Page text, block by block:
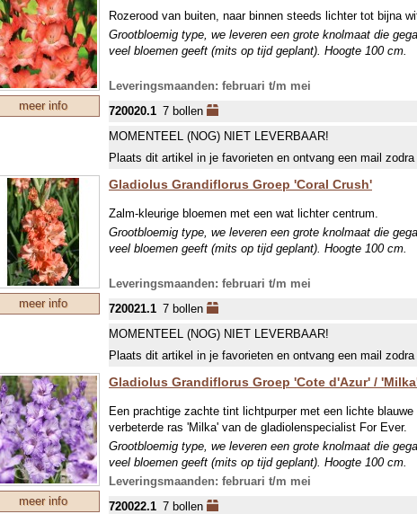
meer info
Rozerood van buiten, naar binnen steeds lichter tot bijna
Grootbloemig type, we leveren een grote knolmaat die
veel bloemen geeft (mits op tijd geplant). Hoogte 100 cm.
Leveringsmaanden: februari t/m mei
720020.1 7 bollen
MOMENTEEL (NOG) NIET LEVERBAAR!
Plaats dit artikel in je favorieten en ontvang een mail zodra
meer info
Gladiolus Grandiflorus Groep 'Coral Crush'
Zalm-kleurige bloemen met een wat lichter centrum.
Grootbloemig type, we leveren een grote knolmaat die
veel bloemen geeft (mits op tijd geplant). Hoogte 100 cm.
Leveringsmaanden: februari t/m mei
720021.1 7 bollen
MOMENTEEL (NOG) NIET LEVERBAAR!
Plaats dit artikel in je favorieten en ontvang een mail zodra
meer info
Gladiolus Grandiflorus Groep 'Cote d'Azur' /
Een prachtige zachte tint lichtpurper met een lichte
verbeterde ras 'Milka' van de gladiolenspecialist For Ever.
Grootbloemig type, we leveren een grote knolmaat die
veel bloemen geeft (mits op tijd geplant). Hoogte 100 cm.
Leveringsmaanden: februari t/m mei
720022.1 7 bollen